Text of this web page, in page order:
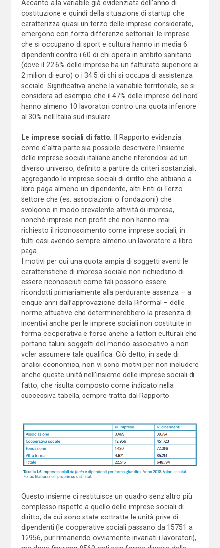
Accanto alla variabile già evidenziata dell’anno di
costituzione e quindi della situazione di startup che
caratterizza quasi un terzo delle imprese considerate,
emergono con forza differenze settoriali: le imprese
che si occupano di sport e cultura hanno in media 6
dipendenti contro i 60 di chi opera in ambito sanitario
(dove il 22.6% delle imprese ha un fatturato superiore ai
2 milion di euro) o i 34.5 di chi si occupa di assistenza
sociale. Significativa anche la variabile territoriale, se si
considera ad esempio che il 47% delle imprese del nord
hanno almeno 10 lavoratori contro una quota inferiore
al 30% nell’Italia sud insulare.
Le imprese sociali di fatto.
Il Rapporto evidenzia
come d’altra parte sia possibile descrivere l’insieme
delle imprese sociali italiane anche riferendosi ad un
diverso universo, definito a partire da criteri sostanziali,
aggregando le imprese sociali di diritto che abbiano a
libro paga almeno un dipendente, altri Enti di Terzo
settore che (es. associazioni o fondazioni) che
svolgono in modo prevalente attività di impresa,
nonché imprese non profit che non hanno mai
richiesto il riconoscimento come imprese sociali, in
tutti casi avendo sempre almeno un lavoratore a libro
paga.
I motivi per cui una quota ampia di soggetti aventi le
caratteristiche di impresa sociale non richiedano di
essere riconosciuti come tali possono essere
ricondotti primariamente alla perdurante assenza – a
cinque anni dall’approvazione della Riforma! – delle
norme attuative che determinerebbero la presenza di
incentivi anche per le imprese sociali non costituite in
forma cooperativa e forse anche a fattori culturali che
portano taluni soggetti del mondo associativo a non
voler assumere tale qualifica. Ciò detto, in sede di
analisi economica, non vi sono motivi per non includere
anche queste unità nell’insieme delle imprese sociali di
fatto, che risulta composto come indicato nella
successiva tabella, sempre tratta dal Rapporto.
Questo insieme ci restituisce un quadro senz’altro più
complesso rispetto a quello delle imprese sociali di
diritto, da cui sono state sottratte le unità prive di
dipendenti (le cooperative sociali passano da 15751 a
12956, pur rimanendo ovviamente invariati i lavoratori),